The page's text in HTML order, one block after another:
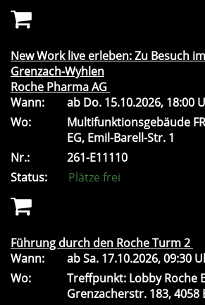
New Work live erleben: Zu Besuch
Grenzach-Wyhlen
Roche Pharma AG
Wann:
ab Do. 15.10.2026, 18:00
Wo:
Multifunktionsgebäude
EG, Emil-Barell-Str. 1
Nr.:
261-E11110
Status:
Plätze frei
Führung durch den Roche Turm 2
Wann:
abSa. 17.10.2026, 09:30
Wo:
Treffpunkt: Lobby Roche
Grenzacherstr. 183, 4058